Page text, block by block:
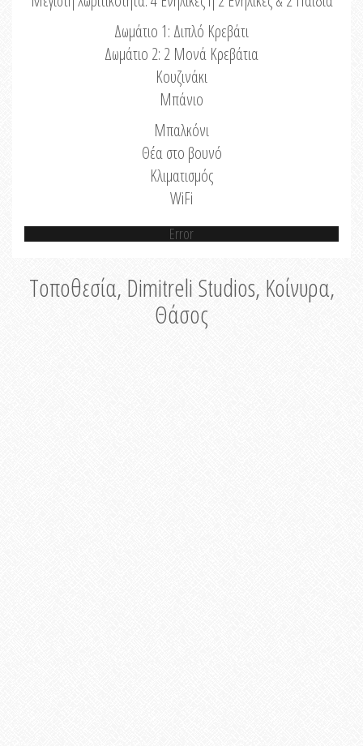
Δωμάτιο 1: Διπλό Κρεβάτι
Δωμάτιο 2: 2 Μονά Κρεβάτια
Κουζινάκι
Μπάνιο
Μπαλκόνι
Θέα στο βουνό
Κλιματισμός
WiFi
Error
Τοποθεσία, Dimitreli Studios, Κοίνυρα,
Θάσος